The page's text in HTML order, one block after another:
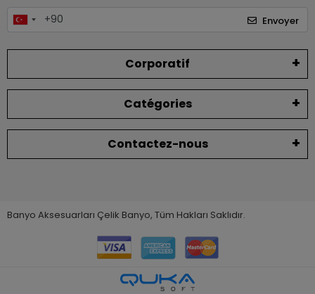
Envoyer
Corporatif
Catégories
Contactez-nous
Banyo Aksesuarları Çelik Banyo, Tüm Hakları Saklıdır.